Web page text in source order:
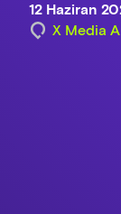
12 Haziran
X Media